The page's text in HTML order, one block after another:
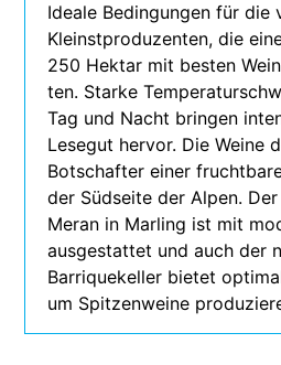
Ideale Bedingungen für die
Kleinstproduzenten, die
250 Hektar mit bes­ten
ten. Starke
Tag und Nacht brin­gen
Lesegut her­vor. Die Weine
Botschafter einer
der Südseite der Alpen.
Meran in Marling ist mit
aus­ge­stat­tet und auch der
Barriquekeller bie­tet
um Spitzenweine